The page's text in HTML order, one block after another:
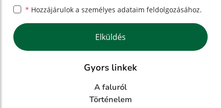
* Hozzájárulok a személyes adataim feldolgozásához.
Google reCaptcha Response
Elküldés
Gyors linkek
A faluról
Történelem